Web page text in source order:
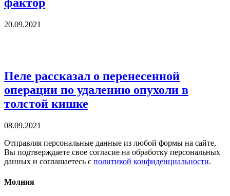
20.09.2021
Пеле рассказал о перенесенной
операции по удалению опухоли в
толстой кишке
08.09.2021
Отправляя персональные данные из любой формы на сайте,
Вы подтверждаете свое согласие на обработку персональных
данных и соглашаетесь с политикой конфиденциальности.
Молния